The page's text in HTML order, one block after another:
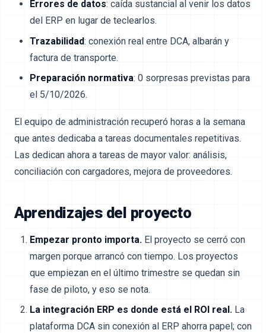
Errores de datos: caída sustancial al venir los datos
del ERP en lugar de teclearlos.
Trazabilidad: conexión real entre DCA, albarán y
factura de transporte.
Preparación normativa: 0 sorpresas previstas para
el 5/10/2026.
El equipo de administración recuperó horas a la semana
que antes dedicaba a tareas documentales repetitivas.
Las dedican ahora a tareas de mayor valor: análisis,
conciliación con cargadores, mejora de proveedores.
Aprendizajes del proyecto
Empezar pronto importa. El proyecto se cerró con
margen porque arrancó con tiempo. Los proyectos
que empiezan en el último trimestre se quedan sin
fase de piloto, y eso se nota.
La integración ERP es donde está el ROI real.La
plataforma DCA sin conexión al ERP ahorra papel; con